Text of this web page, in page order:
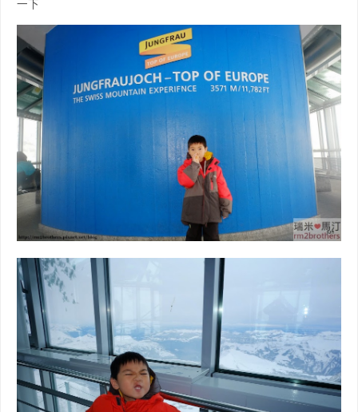
一下